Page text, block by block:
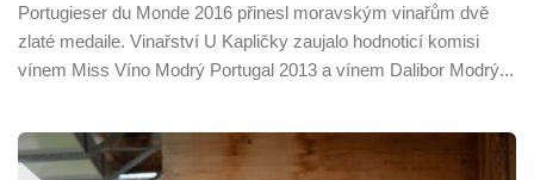
Portugieser du Monde 2016 přinesl moravským vinařům dvě
zlaté medaile. Vinařství U Kapličky zaujalo hodnoticí komisi
vínem Miss Víno Modrý Portugal 2013 a vínem Dalibor Modrý...